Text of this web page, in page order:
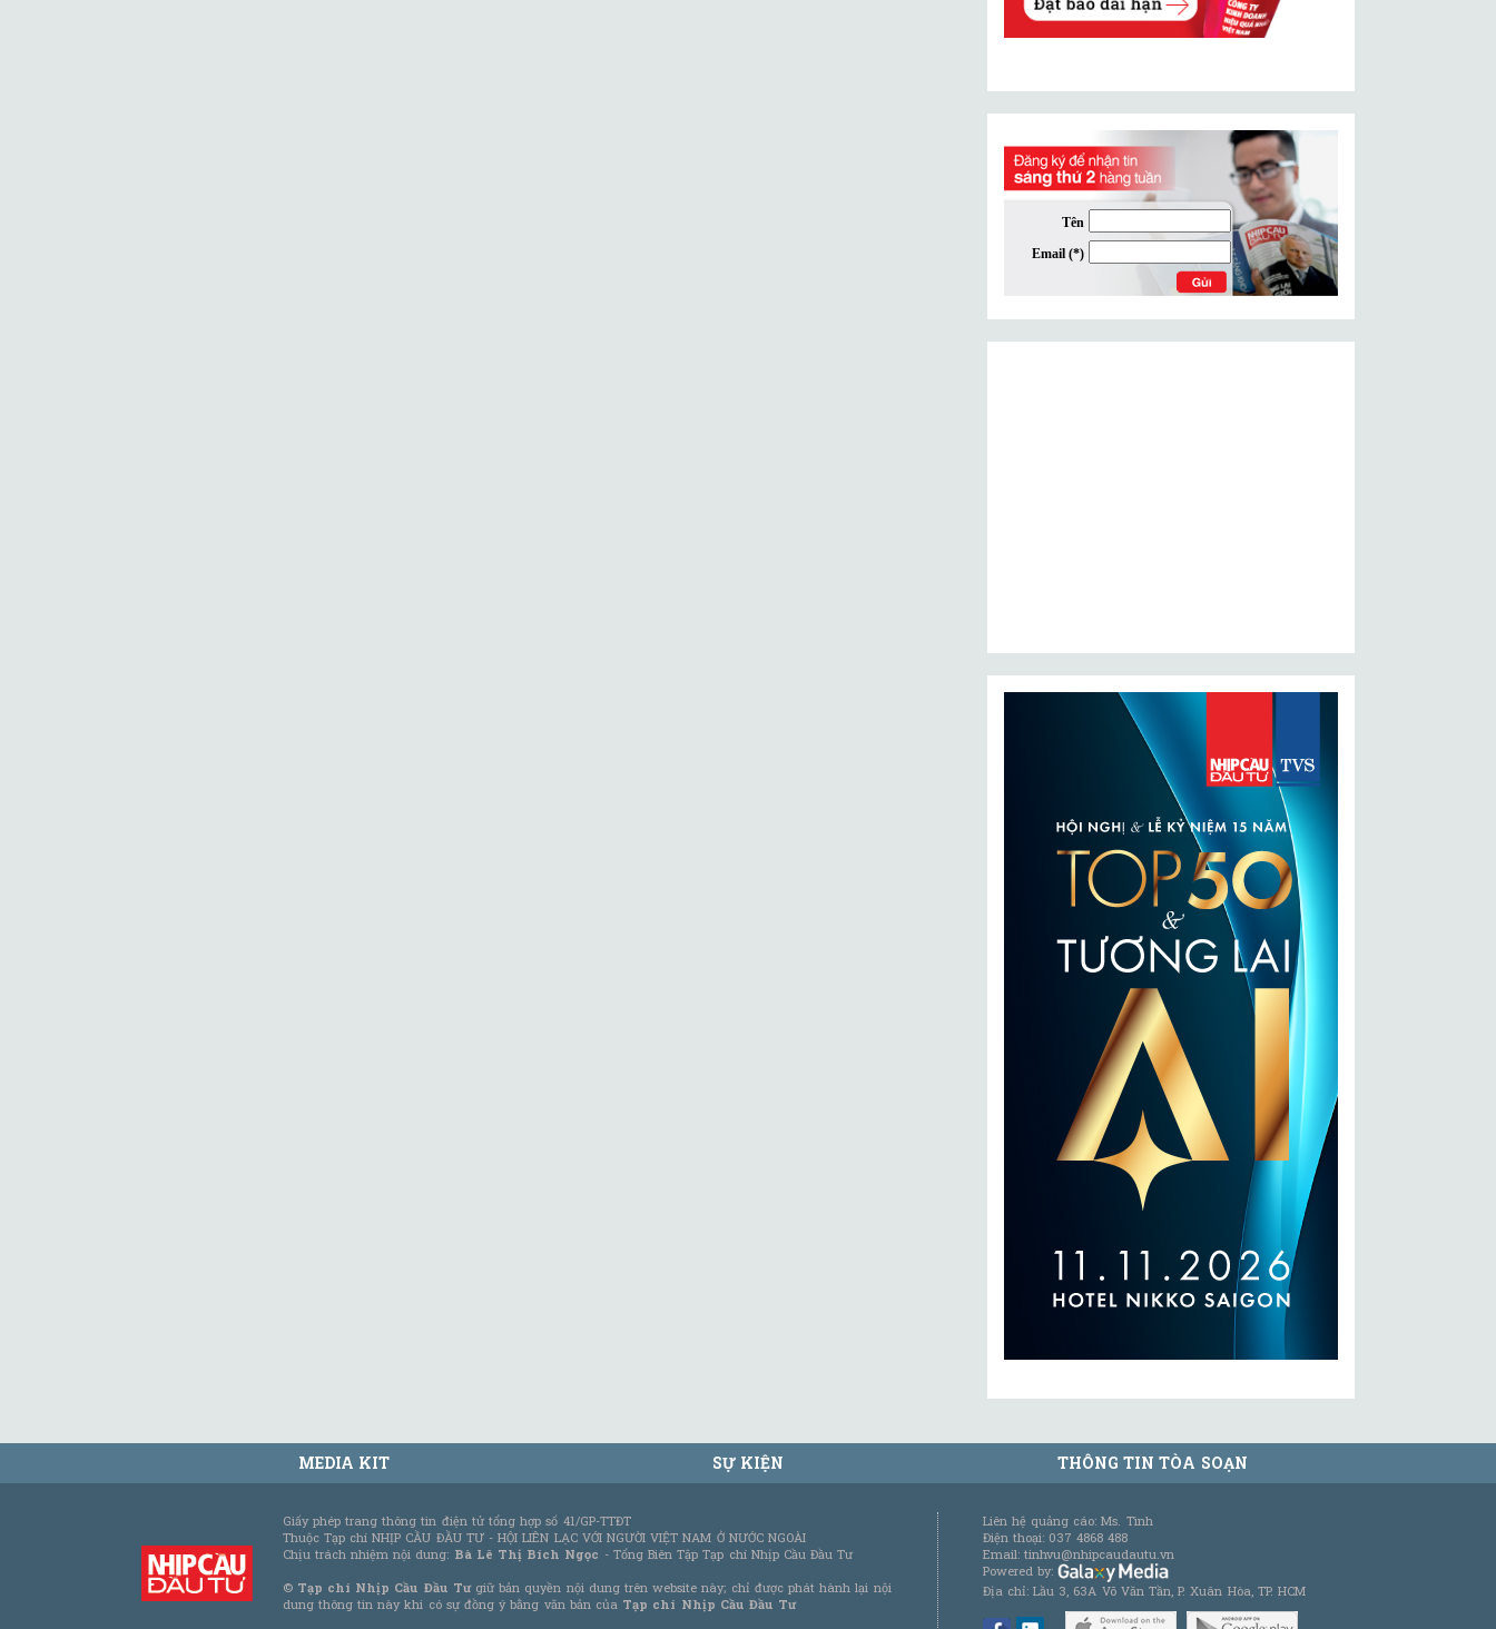
MEDIA KIT SỰ KIỆN THÔNG TIN TÒA SOẠN
Giấy phép trang thông tin điện tử tổng hợp số 41/GP-TTĐT
Thuộc Tạp chí NHỊP CẦU ĐẦU TƯ - HỘI LIÊN LẠC VỚI NGƯỜI VIỆT NAM Ở NƯỚC NGOÀI
Chịu trách nhiệm nội dung: Bà Lê Thị Bích Ngọc - Tổng Biên Tập Tạp chí Nhịp Cầu Đầu Tư
© Tạp chí Nhịp Cầu Đầu Tưgiữ bản quyền nội dung trên website này; chỉ được phát hành lại nội
dung thông tin này khi có sự đồng ý bằng văn bản của Tạp chí Nhịp Cầu Đầu Tư
Liên hệ quảng cáo: Ms. Tình
Điện thoại: 037 4868 488
Email: tinhvu@nhipcaudautu.vn
Powered by:
Địa chỉ: Lầu 3, 63A Võ Văn Tần, P. Xuân Hòa, TP. HCM